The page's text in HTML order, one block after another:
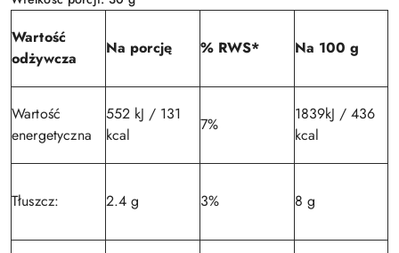
Wartość
odżywcza
Na porcję % RWS* Na 100 g
Wartość
energetyczna
552 kJ / 131
kcal
7%
1839kJ / 436
kcal
Tłuszcz: 2.4 g 3% 8 g